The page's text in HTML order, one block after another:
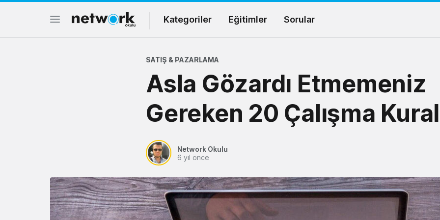
Kategoriler Eğitimler Sorular
SATIŞ & PAZARLAMA
Asla Gözardı Etmemeniz
Gereken 20 Çalışma
Network Okulu
6 yıl önce